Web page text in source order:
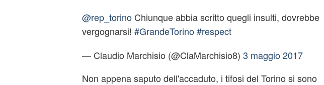
@rep_torinoChiunque abbia scritto quegli insulti, dovrebbe
vergognarsi! #GrandeTorino #respect
— Claudio Marchisio (@ClaMarchisio8) 3 maggio 2017
Non appena saputo dell'accaduto, i tifosi del Torino si sono